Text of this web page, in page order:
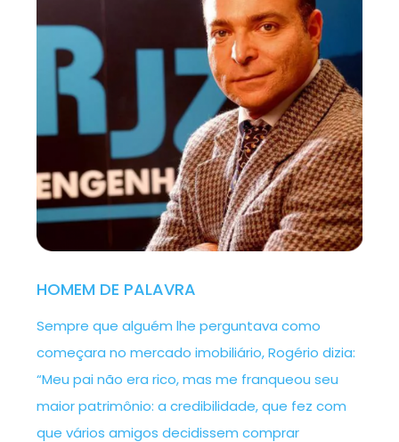
HOMEM DE PALAVRA
Sempre que alguém lhe perguntava como
começara no mercado imobiliário, Rogério dizia:
“Meu pai não era rico, mas me franqueou seu
maior patrimônio: a credibilidade, que fez com
que vários amigos decidissem comprar